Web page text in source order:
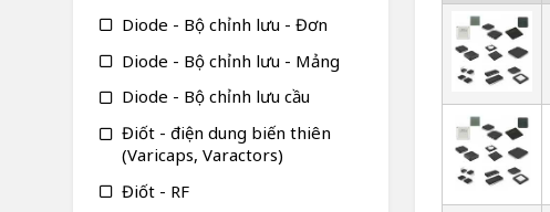
Diode - Bộ chỉnh lưu - Đơn
Diode - Bộ chỉnh lưu - Mảng
Diode - Bộ chỉnh lưu cầu
Điốt - điện dung biến thiên
(Varicaps, Varactors)
Điốt - RF